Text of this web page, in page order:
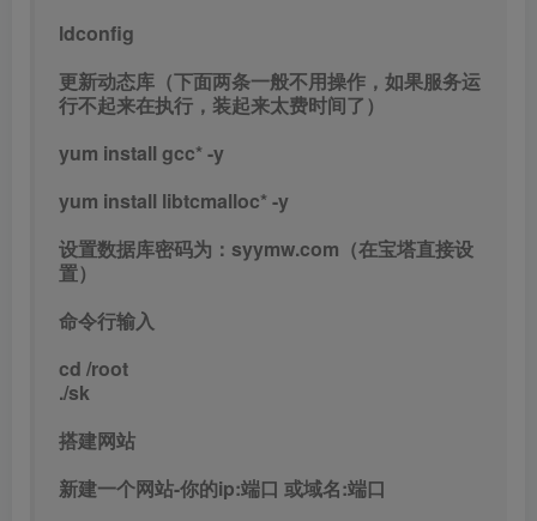
ldconfig
更新动态库（下面两条一般不用操作，如果服务运
行不起来在执行，装起来太费时间了）
yum install gcc* -y
yum install libtcmalloc* -y
设置数据库密码为：syymw.com（在宝塔直接设
置）
命令行输入
cd /root
./sk
搭建网站
新建一个网站-你的ip:端口 或域名:端口